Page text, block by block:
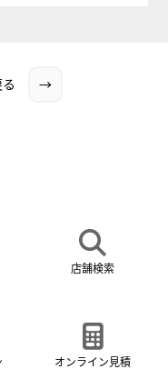
→
店舗検索
オンライン見積